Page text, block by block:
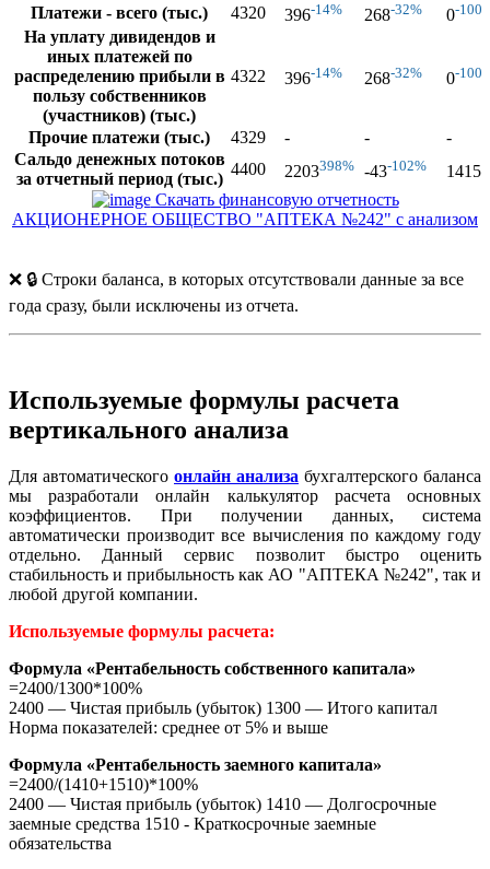
Платежи - всего (тыс.)
4320 396-14% 268-32% 0-
На уплату дивидендов и
иных платежей по
распределению прибыли в
пользу собственников
(участников) (тыс.)
4322 396-14% 268-32% 0-
Прочие платежи (тыс.) 4329 - -
-
Сальдо денежных потоков
за отчетный период (тыс.)
4400 2203398% -43-102% 1415
Скачать финансовую отчетность
АКЦИОНЕРНОЕ ОБЩЕСТВО "АПТЕКА №242" с анализом
❌ 🔒 Строки баланса, в которых отсутствовали данные за все
года сразу, были исключены из отчета.
Используемые формулы расчета
вертикального анализа
Для автоматического онлайн анализа бухгалтерского баланса
мы разработали онлайн калькулятор расчета основных
коэффициентов. При получении данных, система
автоматически производит все вычисления по каждому году
отдельно. Данный сервис позволит быстро оценить
стабильность и прибыльность как АО "АПТЕКА №242", так и
любой другой компании.
Используемые формулы расчета:
Формула «Рентабельность собственного капитала»
=2400/1300*100%
2400 — Чистая прибыль (убыток) 1300 — Итого капитал
Норма показателей: среднее от 5% и выше
Формула «Рентабельность заемного капитала»
=2400/(1410+1510)*100%
2400 — Чистая прибыль (убыток) 1410 — Долгосрочные
заемные средства 1510 - Краткосрочные заемные
обязательства